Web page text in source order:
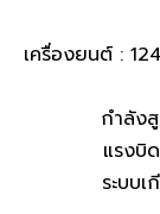
เครื่องยนต์ :
กำลัง
แรงบิ
ระบบ